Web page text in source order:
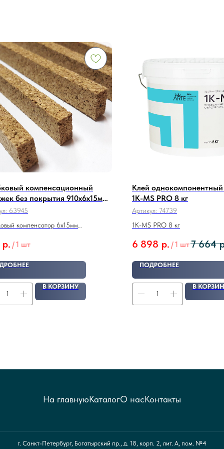
компенсационный
без покрытия 910x6x15мм
63945
компенсатор 6x15мм
р. /1 шт
В КОРЗИНУ
Клей
1K-MS PRO 8 кг
Артикул: 74739
1K-MS PRO 8 кг
6 898 р. /1 шт7 664
ПОДРОБНЕЕ
В
На главнуюКаталогО насКонтакты
г. Санкт-Петербург, Богатырский пр., д. 18, корп. 2, лит. А, пом. №4